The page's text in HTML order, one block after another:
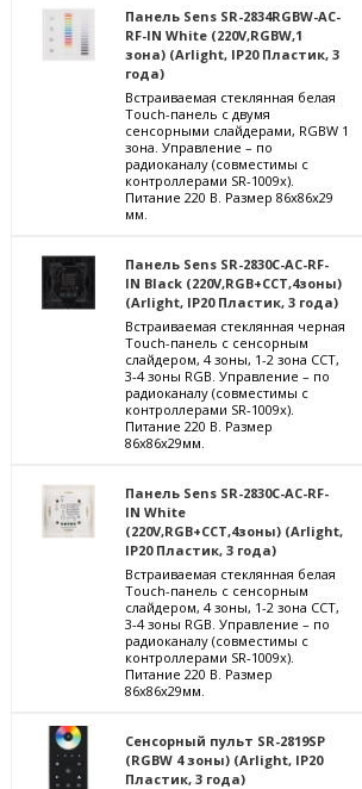
Панель Sens SR-2834RGBW-AC-
RF-IN White (220V,RGBW,1
зона) (Arlight, IP20 Пластик, 3
года)
Встраиваемая стеклянная белая
Touch-панель с двумя
сенсорными слайдерами, RGBW 1
зона. Управление – по
радиоканалу (совместимы с
контроллерами SR-1009x).
Питание 220 В. Размер 86x86x29
мм.
Панель Sens SR-2830C-AC-RF-
IN Black (220V,RGB+CCT,4зоны)
(Arlight, IP20 Пластик, 3 года)
Встраиваемая стеклянная черная
Touch-панель с сенсорным
слайдером, 4 зоны, 1-2 зона CCT,
3-4 зоны RGB. Управление – по
радиоканалу (совместимы с
контроллерами SR-1009x).
Питание 220 В. Размер
86x86x29мм.
Панель Sens SR-2830C-AC-RF-
IN White
(220V,RGB+CCT,4зоны) (Arlight,
IP20 Пластик, 3 года)
Встраиваемая стеклянная белая
Touch-панель с сенсорным
слайдером, 4 зоны, 1-2 зона CCT,
3-4 зоны RGB. Управление – по
радиоканалу (совместимы с
контроллерами SR-1009x).
Питание 220 В. Размер
86x86x29мм.
Сенсорный пульт SR-2819SP
(RGBW 4 зоны) (Arlight, IP20
Пластик, 3 года)